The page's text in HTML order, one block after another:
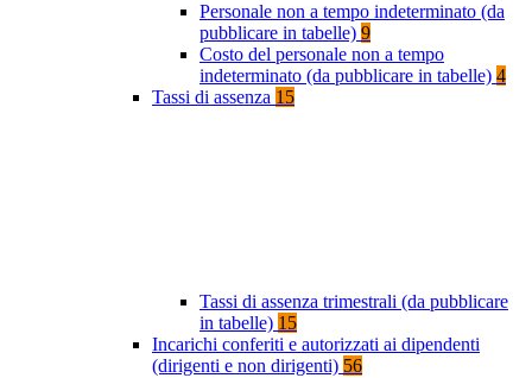
Personale non a tempo indeterminato (da
pubblicare in tabelle) 9
Costo del personale non a tempo
indeterminato (da pubblicare in tabelle) 4
Tassi di assenza 15
Tassi di assenza trimestrali (da pubblicare
in tabelle) 15
Incarichi conferiti e autorizzati ai dipendenti
(dirigenti e non dirigenti) 56